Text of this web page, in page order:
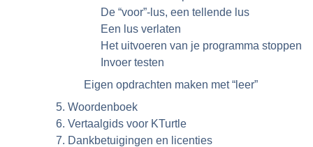
De “voor”-lus, een tellende lus
Een lus verlaten
Het uitvoeren van je programma stoppen
Invoer testen
Eigen opdrachten maken met“ leer”
5. Woordenboek
6. Vertaalgids voor KTurtle
7. Dankbetuigingen en licenties